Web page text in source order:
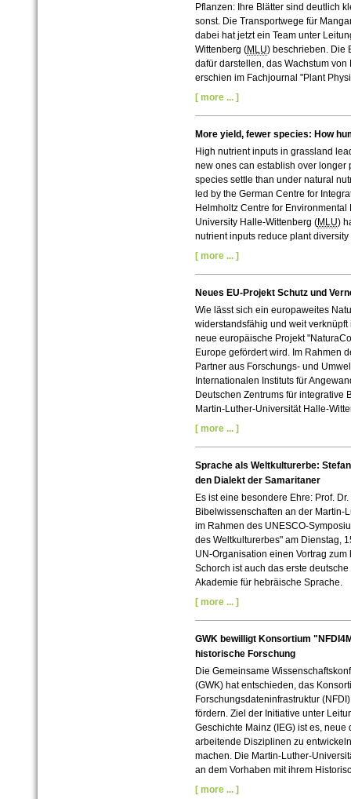
Pflanzen: Ihre Blätter sind deutlich
sonst. Die Transportwege für
dabei hat jetzt ein Team unter
Wittenberg (MLU) beschrieben. Die
dafür darstellen, das Wachstum
erschien im Fachjournal "Plant
[ more ... ]
More yield, fewer species: How
High nutrient inputs in grassland
new ones can establish over longer
species settle than under natural
led by the German Centre for
Helmholtz Centre for
University Halle-Wittenberg (MLU)
nutrient inputs reduce plant
[ more ... ]
Neues EU-Projekt Schutz und
Wie lässt sich ein europaweites
widerstandsfähig und weit
neue europäische Projekt
Europe gefördert wird. Im Rahmen
Partner aus Forschungs- und
Internationalen Instituts für
Deutschen Zentrums für integrative
Martin-Luther-Universität Halle-
[ more ... ]
Sprache als Weltkulturerbe:
den Dialekt der Samaritaner
Es ist eine besondere Ehre: Prof.
Bibelwissenschaften an der Martin-
im Rahmen des UNESCO-
des Weltkulturerbes" am Dienstag,
UN-Organisation einen Vortrag
Schorch ist auch das erste
Akademie für hebräische Sprache.
[ more ... ]
GWK bewilligt Konsortium
historische Forschung
Die Gemeinsame
(GWK) hat entschieden, das
Forschungsdateninfrastruktur
fördern. Ziel der Initiative unter
Geschichte Mainz (IEG) ist es,
arbeitende Disziplinen zu
machen. Die Martin-Luther-
an dem Vorhaben mit ihrem
[ more ... ]